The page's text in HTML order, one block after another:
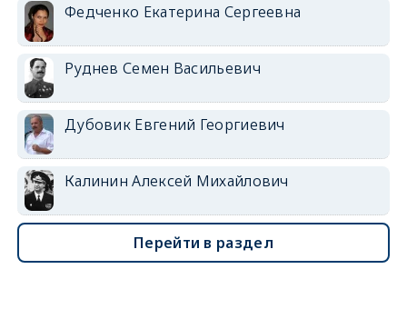
Федченко Екатерина Сергеевна
Руднев Семен Васильевич
Дубовик Евгений Георгиевич
Калинин Алексей Михайлович
Перейти в раздел